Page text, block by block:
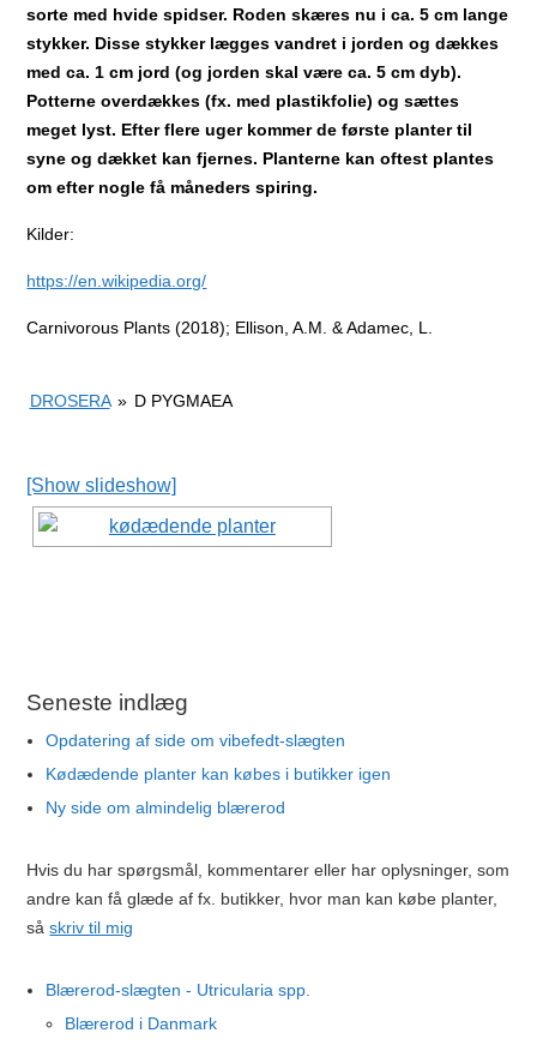
sorte med hvide spidser. Roden skæres nu i ca. 5 cm lange
stykker. Disse stykker lægges vandret i jorden og dækkes
med ca. 1 cm jord (og jorden skal være ca. 5 cm dyb).
Potterne overdækkes (fx. med plastikfolie) og sættes
meget lyst. Efter flere uger kommer de første planter til
syne og dækket kan fjernes. Planterne kan oftest plantes
om efter nogle få måneders spiring.
Kilder:
https://en.wikipedia.org/
Carnivorous Plants (2018); Ellison, A.M. & Adamec, L.
DROSERA » D PYGMAEA
[Show slideshow]
Seneste indlæg
Opdatering af side om vibefedt-slægten
Kødædende planter kan købes i butikker igen
Ny side om almindelig blærerod
Hvis du har spørgsmål, kommentarer eller har oplysninger, som
andre kan få glæde af fx. butikker, hvor man kan købe planter,
såskriv til mig
Blærerod-slægten - Utricularia spp.
Blærerod i Danmark